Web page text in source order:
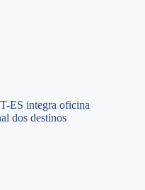
ES integra oficina
dos destinos